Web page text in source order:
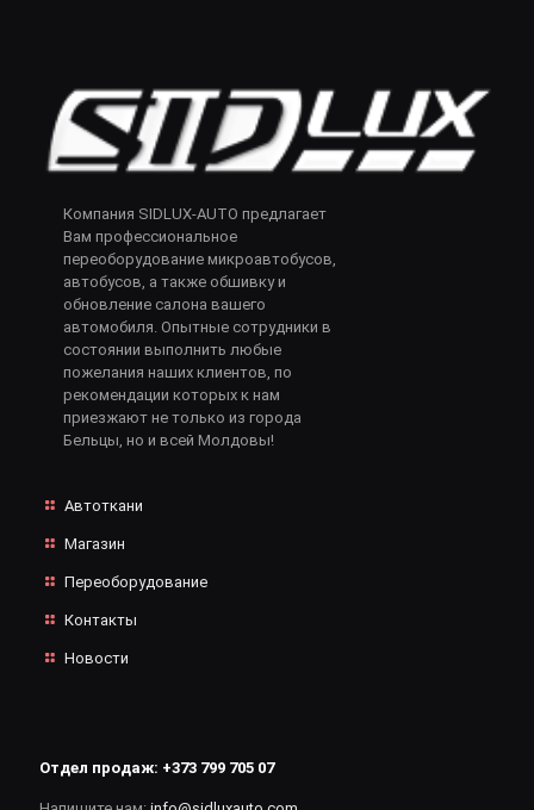
Компания SIDLUX-AUTO предлагает
Вам профессиональное
переоборудование микроавтобусов,
автобусов, а также обшивку и
обновление салона вашего
автомобиля. Опытные сотрудники в
состоянии выполнить любые
пожелания наших клиентов, по
рекомендации которых к нам
приезжают не только из города
Бельцы, но и всей Молдовы!
Автоткани
Магазин
Переоборудование
Контакты
Новости
Отдел продаж: +373 799 705 07